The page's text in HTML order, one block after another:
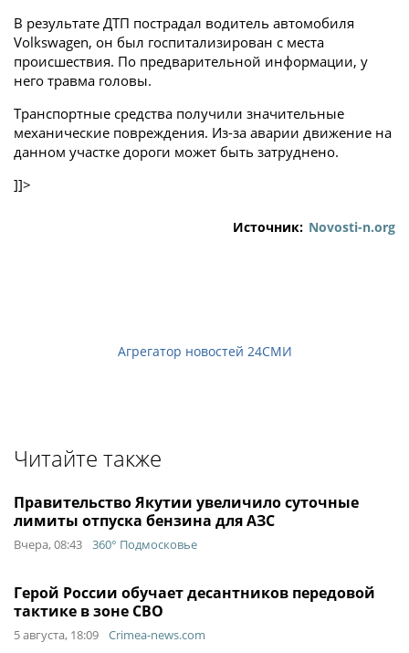
В результате ДТП пострадал водитель автомобиля
Volkswagen, он был госпитализирован с места
происшествия. По предварительной информации, у
него травма головы.
Транспортные средства получили значительные
механические повреждения. Из-за аварии движение на
данном участке дороги может быть затруднено.
]]>
Источник: Novosti-n.org
Агрегатор новостей 24СМИ
Читайте также
Правительство Якутии увеличило суточные
лимиты отпуска бензина для АЗС
Вчера, 08:43 360° Подмосковье
Герой России обучает десантников передовой
тактике в зоне СВО
5 августа, 18:09 Crimea-news.com